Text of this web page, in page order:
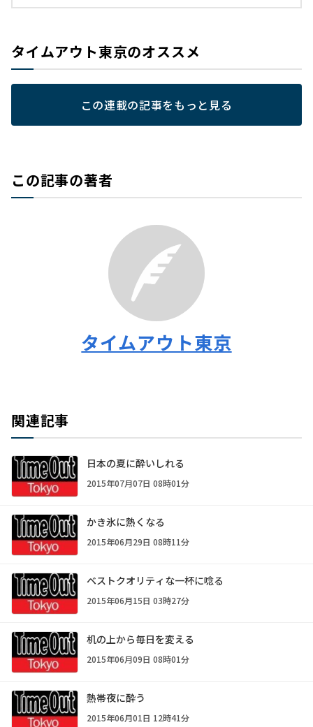
タイムアウト東京のオススメ
この連載の記事をもっと見る
この記事の著者
タイムアウト東京
関連記事
日本の夏に酔いしれる
2015年07月07日 08時01分
かき氷に熱くなる
2015年06月29日 08時11分
ベストクオリティな一杯に唸る
2015年06月15日 03時27分
机の上から毎日を変える
2015年06月09日 08時01分
熱帯夜に酔う
2015年06月01日 12時41分